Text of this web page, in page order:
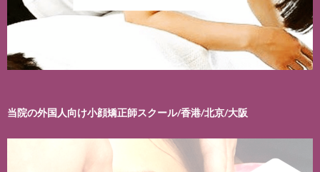
当院の外国人向け小顔矯正師スクール/香港/北京/大阪